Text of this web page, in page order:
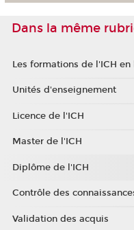
Dans la même
Les formations de l'ICH en
Unités d'enseignement
Licence de l'ICH
Master de l'ICH
Diplôme de l'ICH
Contrôle des
Validation des acquis